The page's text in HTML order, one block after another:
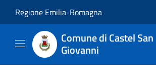
Regione Emilia-Romagna
Comune di Castel San
Giovanni